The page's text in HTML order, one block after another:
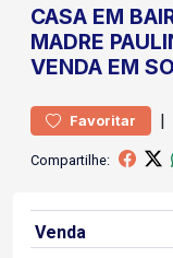
CASA EM
MADRE
VENDA EM
Favoritar |
Compartilhe:
Venda